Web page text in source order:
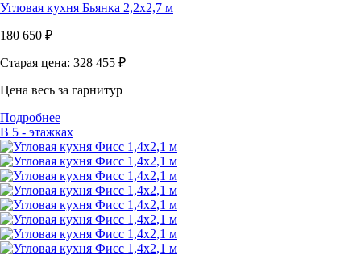
Угловая кухня Бьянка 2,2х2,7 м
180 650 ₽
Старая цена: 328 455 ₽
Цена весь за гарнитур
Подробнее
В 5 - этажках